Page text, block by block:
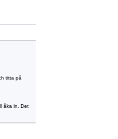
titta på
åka in. Det